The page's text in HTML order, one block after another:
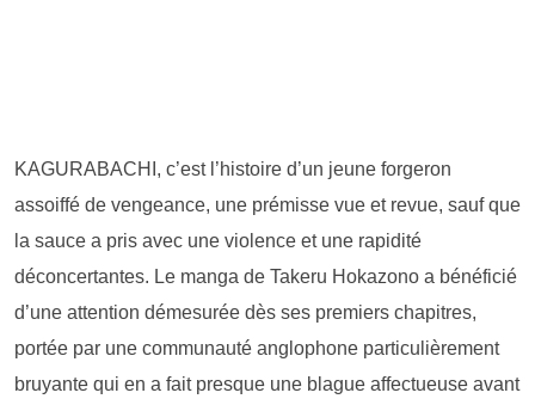
KAGURABACHI, c’est l’histoire d’un jeune forgeron
assoiffé de vengeance, une prémisse vue et revue, sauf que
la sauce a pris avec une violence et une rapidité
déconcertantes. Le manga de Takeru Hokazono a bénéficié
d’une attention démesurée dès ses premiers chapitres,
portée par une communauté anglophone particulièrement
bruyante qui en a fait presque une blague affectueuse avant